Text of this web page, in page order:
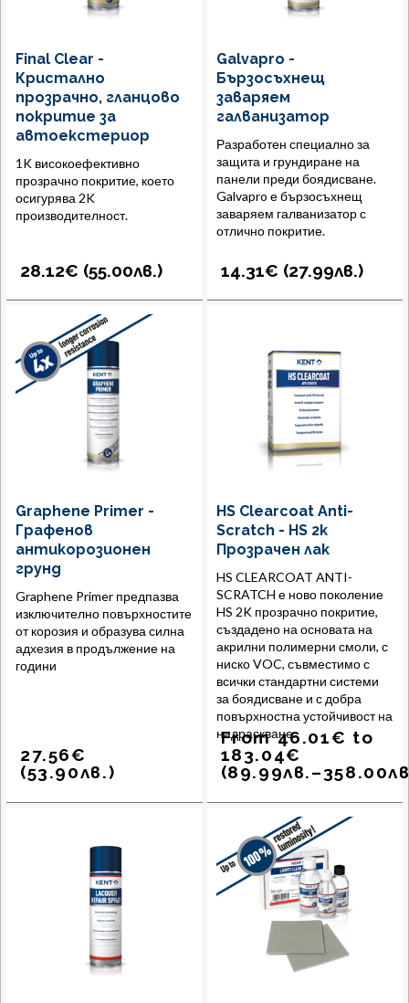
Final Clear -
Кристално
прозрачно, гланцово
покритие за
автоекстериор
1K високоефективно
прозрачно покритие, което
осигурява 2K
производителност.
28.12€ (55.00лв.)
Galvapro -
Бързосъхнещ
заваряем
галванизатор
Разработен специално за
защита и грундиране на
панели преди боядисване.
Galvapro е бързосъхнещ
заваряем галванизатор с
отлично покритие.
14.31€ (27.99лв.)
Graphene Primer -
Графенов
антикорозионен
грунд
Graphene Primer предпазва
изключително повърхностите
от корозия и образува силна
адхезия в продължение на
години
27.56€
(53.90лв.)
HS Clearcoat Anti-
Scratch - HS 2к
Прозрачен лак
HS CLEARCOAT ANTI-
SCRATCH е ново поколение
HS 2K прозрачно покритие,
създадено на основата на
акрилни полимерни смоли, с
ниско VOC, съвместимо с
всички стандартни системи
за боядисване и с добра
повърхностна устойчивост на
надраскване.
From46.01€ to
183.04€
(89.99лв.–358.00